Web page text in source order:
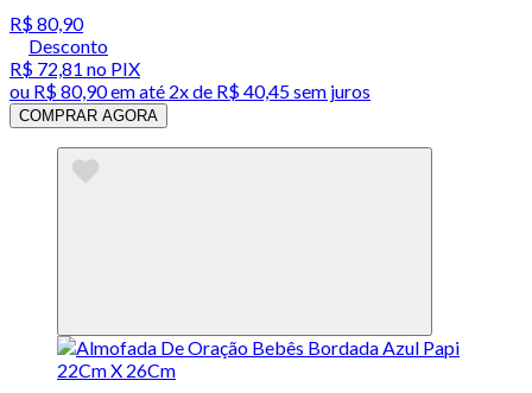
R$ 80,90
Desconto
R$ 72,81 no PIX
ou R$ 80,90em até 2x de R$ 40,45 sem juros
COMPRAR AGORA